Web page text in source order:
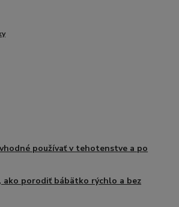
používať v tehotenstve a po
ako porodiť bábätko rýchlo a bez